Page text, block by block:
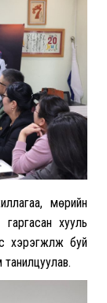
мөрийн
хууль
хэрэгжүүлж буй